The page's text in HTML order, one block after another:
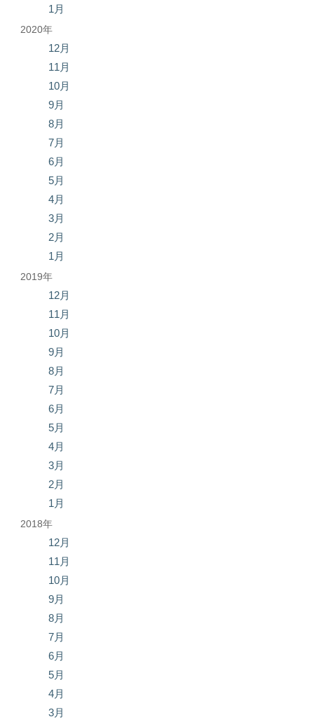
1月
2020年
12月
11月
10月
9月
8月
7月
6月
5月
4月
3月
2月
1月
2019年
12月
11月
10月
9月
8月
7月
6月
5月
4月
3月
2月
1月
2018年
12月
11月
10月
9月
8月
7月
6月
5月
4月
3月